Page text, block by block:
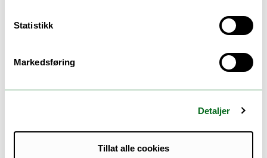
Statistikk
Markedsføring
Detaljer
Tillat alle cookies
Pensumlisten er foreløpig, endelig revidert
Litteratur:
Bernhardsen, T. 2006: Geografiske
Informasjonssystem. (4. opplag) Vett & Viten.
Fiskeridirektoratet 2010: Veiledning for
innsamling av kystnære fiskeridata 24 s.